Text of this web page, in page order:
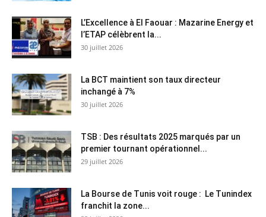
L’Excellence à El Faouar : Mazarine Energy et
l’ETAP célèbrent la...
30 juillet 2026
La BCT maintient son taux directeur
inchangé à 7%
30 juillet 2026
TSB : Des résultats 2025 marqués par un
premier tournant opérationnel...
29 juillet 2026
La Bourse de Tunis voit rouge : Le Tunindex
franchit la zone...